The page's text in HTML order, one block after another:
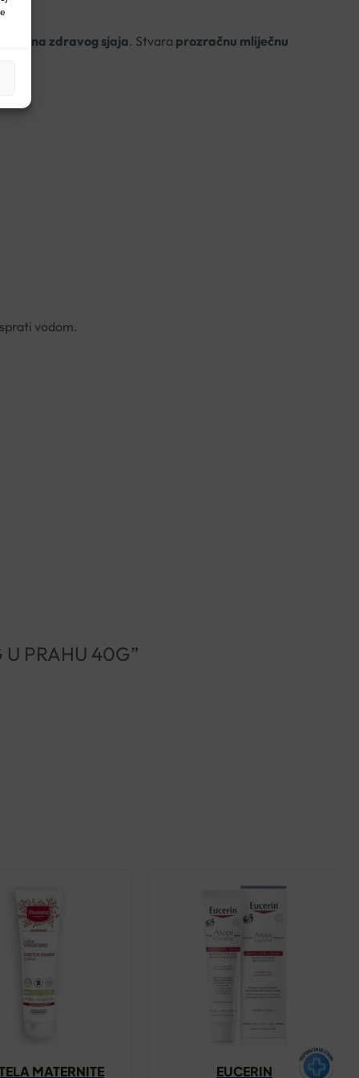
tena zdravog sjaja. Stvara prozračnu mliječnu
vodom.
PRAHU 40G”
MATERNITE
EUCERIN